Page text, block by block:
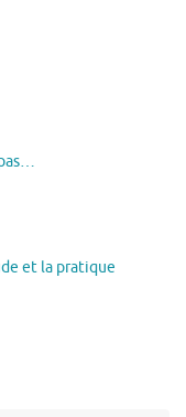
et la pratique